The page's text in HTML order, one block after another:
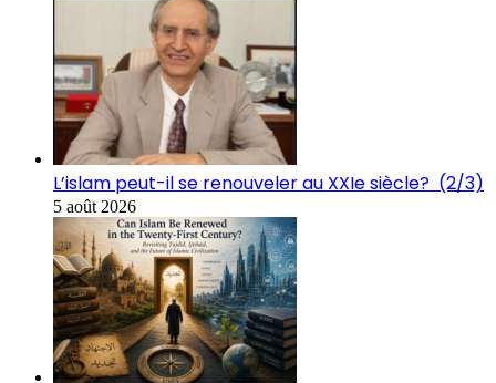
L’islam peut-il se renouveler au XXIe siècle? (2/3)
5 août 2026